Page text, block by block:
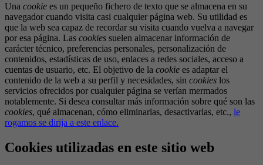
Una cookie es un pequeño fichero de texto que se almacena en su
navegador cuando visita casi cualquier página web. Su utilidad es
que la web sea capaz de recordar su visita cuando vuelva a navegar
por esa página. Las cookies suelen almacenar información de
carácter técnico, preferencias personales, personalización de
contenidos, estadísticas de uso, enlaces a redes sociales, acceso a
cuentas de usuario, etc. El objetivo de la cookie es adaptar el
contenido de la web a su perfil y necesidades, sin cookies los
servicios ofrecidos por cualquier página se verían mermados
notablemente. Si desea consultar más información sobre qué son las
cookies, qué almacenan, cómo eliminarlas, desactivarlas, etc., le
rogamos se dirija a este enlace.
Cookies utilizadas en este sitio web